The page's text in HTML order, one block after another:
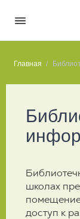
Главная
школах
доступ к